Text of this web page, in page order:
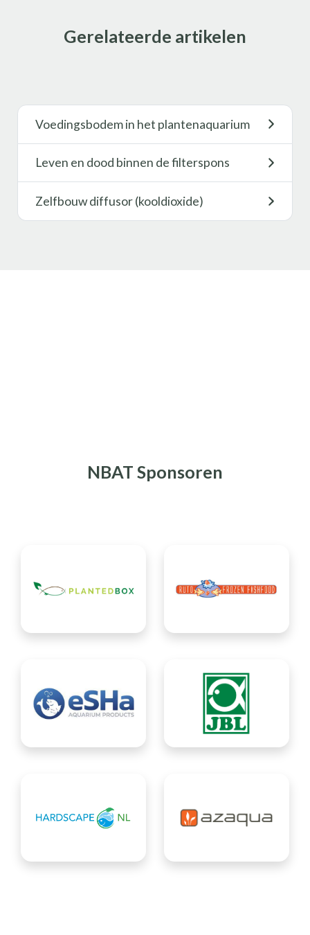
Gerelateerde artikelen
Voedingsbodem in het plantenaquarium
Leven en dood binnen de filterspons
Zelfbouw diffusor (kooldioxide)
NBAT Sponsoren